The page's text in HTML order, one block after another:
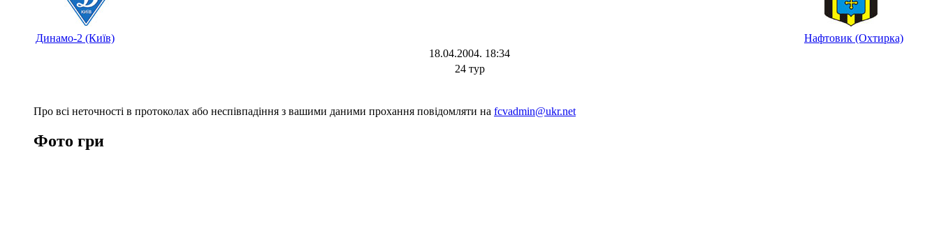
Динамо-2 (Київ)
Нафтовик (Охтирка)
18.04.2004. 18:34
24 тур
Про всі неточності в протоколах або неспівпадіння з вашими даними прохання повідомляти на fcvadmin@ukr.net
Фото гри